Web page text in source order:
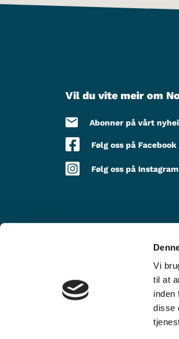
Vi
til at
inden
disse
Vil du vite meir om
Abonner på vårt
Følg oss på Facebook
Følg oss på Instagram